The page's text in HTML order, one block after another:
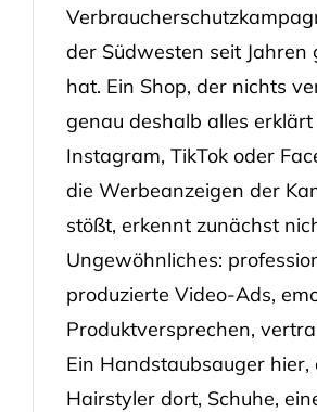
der Südwesten seit Jahren
hat. Ein Shop, der nichts
genau deshalb alles
Instagram, TikTok oder
die Werbeanzeigen der
stößt, erkennt zunächst
Ungewöhnliches:
produzierte Video-Ads,
Produktversprechen,
Ein Handstaubsauger
Hairstyler dort, Schuhe,